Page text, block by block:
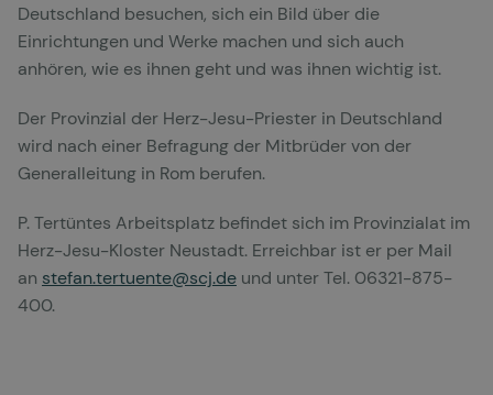
Deutschland besuchen, sich ein Bild über die
Einrichtungen und Werke machen und sich auch
anhören, wie es ihnen geht und was ihnen wichtig ist.
Der Provinzial der Herz-Jesu-Priester in Deutschland
wird nach einer Befragung der Mitbrüder von der
Generalleitung in Rom berufen.
P. Tertüntes Arbeitsplatz befindet sich im Provinzialat im
Herz-Jesu-Kloster Neustadt. Erreichbar ist er per Mail
an stefan.tertuente@scj.de und unter Tel. 06321-875-
400.